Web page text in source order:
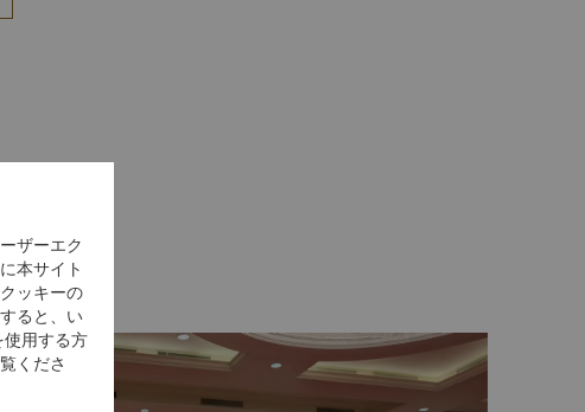
ザーエク
本サイト
ッキーの
ると、い
用する方
くださ